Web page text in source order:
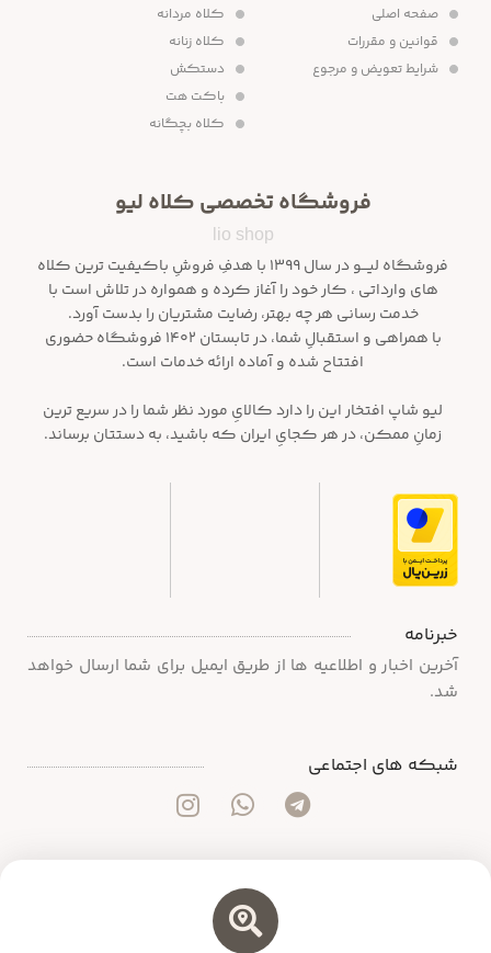
صفحه اصلی
قوانین و مقررات
شرایط تعویض و مرجوع
کلاه مردانه
کلاه زنانه
دستکش
باکت هت
کلاه بچگانه
فروشگاه تخصصی کلاه لیو
lio shop
فروشگاه لیـــو در سال ۱۳۹۹ با هدفِ فروشِ باکیفیت ترین کلاه
های وارداتی ، کار خود را آغاز کرده و همواره در تلاش است با
خدمت رسانی هر چه بهتر، رضایت مشتریان را بدست آورد.
با همراهی و استقبالِ شما، در تابستان ۱۴۰۲ فروشگاه حضوری
افتتاح شده و آماده ارائه خدمات است.
لیو شاپ افتخار این را دارد کالایِ مورد نظر شما را در سریع ترین
زمانِ ممکن، در هر کجایِ ایران که باشید، به دستتان برساند.
خبرنامه
آخرین اخبار و اطلاعیه ها از طریق ایمیل برای شما ارسال خواهد
شد.
شبکه های اجتماعی